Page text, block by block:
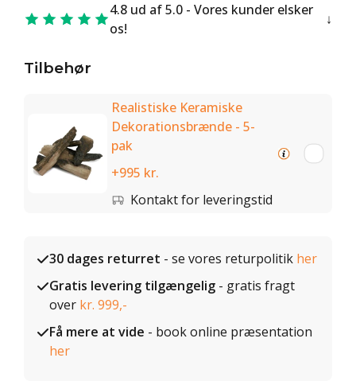
4.8 ud af 5.0 - Vores kunder elsker
os!
Tilbehør
Realistiske Keramiske
Dekorationsbrænde - 5-
pak
+995 kr.
Kontakt for leveringstid
30 dages returret - se vores returpolitik her
Gratis levering tilgængelig - gratis fragt
over kr. 999,-
Få mere at vide - book online præsentation
her